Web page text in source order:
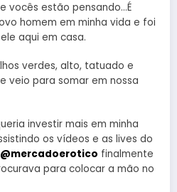
vocês estão pensando…É
homem em minha vida e foi
aqui em casa.
verdes, alto, tatuado e
veio para somar em nossa
investir mais em minha
os vídeos e as lives do
finalmente
para colocar a mão no